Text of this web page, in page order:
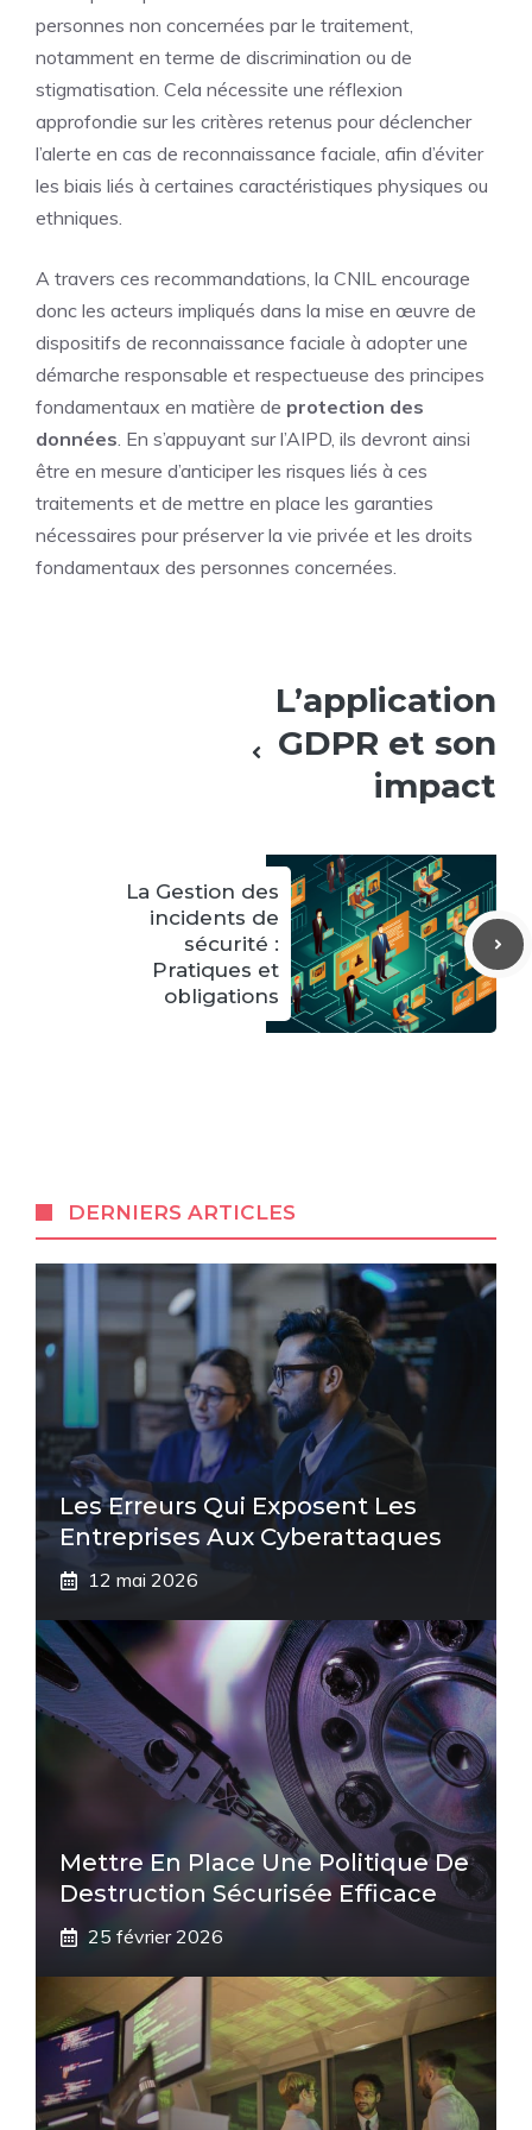
personnes non concernées par le traitement,
notamment en terme de discrimination ou de
stigmatisation. Cela nécessite une réflexion
approfondie sur les critères retenus pour déclencher
l’alerte en cas de reconnaissance faciale, afin d’éviter
les biais liés à certaines caractéristiques physiques ou
ethniques.
A travers ces recommandations, la CNIL encourage
donc les acteurs impliqués dans la mise en œuvre de
dispositifs de reconnaissance faciale à adopter une
démarche responsable et respectueuse des principes
fondamentaux en matière de protection des
données. En s’appuyant sur l’AIPD, ils devront ainsi
être en mesure d’anticiper les risques liés à ces
traitements et de mettre en place les garanties
nécessaires pour préserver la vie privée et les droits
fondamentaux des personnes concernées.
L’application
GDPR et son
impact
La Gestion des
incidents de
sécurité :
Pratiques et
obligations
DERNIERS ARTICLES
Les Erreurs Qui Exposent Les
Entreprises Aux Cyberattaques
12 mai 2026
Mettre En Place Une Politique De
Destruction Sécurisée Efficace
25 février 2026